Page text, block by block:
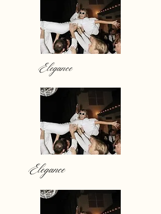
Elegance
Elegance